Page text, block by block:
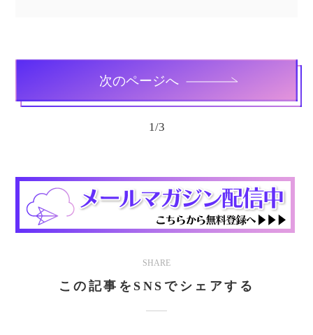
次のページへ
1/3
SHARE
この記事をSNSでシェアする